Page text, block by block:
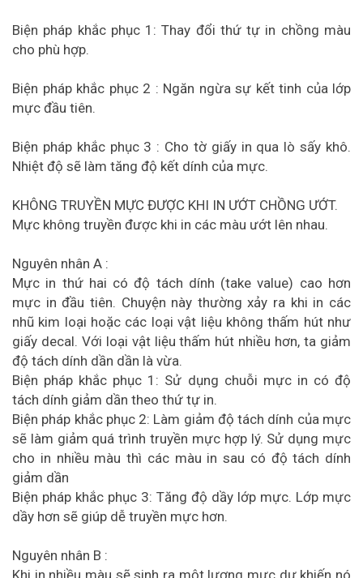
Biện pháp khắc phục 1: Thay đổi thứ tự in chồng màu
cho phù hợp.
Biện pháp khắc phục 2 : Ngăn ngừa sự kết tinh của lớp
mực đầu tiên.
Biện pháp khắc phục 3 : Cho tờ giấy in qua lò sấy khô.
Nhiệt độ sẽ làm tăng độ kết dính của mực.
KHÔNG TRUYỀN MỰC ĐƯỢC KHI IN ƯỚT CHỒNG ƯỚT.
Mực không truyền được khi in các màu ướt lên nhau.
Nguyên nhân A :
Mực in thứ hai có độ tách dính (take value) cao hơn
mực in đầu tiên. Chuyện này thường xảy ra khi in các
nhũ kim loại hoặc các loại vật liệu không thấm hút như
giấy decal. Với loại vật liệu thấm hút nhiều hơn, ta giảm
độ tách dính dần dần là vừa.
Biện pháp khắc phục 1: Sử dụng chuỗi mực in có độ
tách dính giảm dần theo thứ tự in.
Biện pháp khắc phục 2: Làm giảm độ tách dính của mực
sẽ làm giảm quá trình truyền mực hợp lý. Sử dụng mực
cho in nhiều màu thì các màu in sau có độ tách dính
giảm dần
Biện pháp khắc phục 3: Tăng độ dầy lớp mực. Lớp mực
dầy hơn sẽ giúp dễ truyền mực hơn.
Nguyên nhân B :
Khi in nhiều màu sẽ sinh ra một lượng mực dư khiến nó